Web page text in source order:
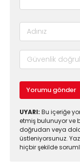
Yorumu gönder
UYARI: Bu içeriğe
etmiş bulunuyor ve
doğrudan veya
üstleniyorsunuz.
hiçbir şekilde